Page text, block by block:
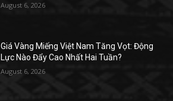
August 6, 2026
Giá Vàng Miếng Việt Nam Tăng Vọt: Động
Lực Nào Đẩy Cao Nhất Hai Tuần?
August 6, 2026